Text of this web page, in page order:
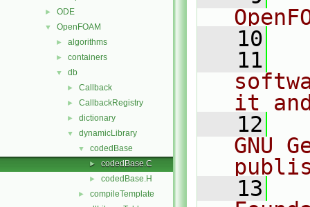
► ODE
▼ OpenFOAM
► algorithms
► containers
▼ db
► Callback
► CallbackRegistry
► dictionary
▼ dynamicLibrary
▼ codedBase
► codedBase.C
► codedBase.H
► compileTemplate
   10
   11
it
   12
GNU
   13